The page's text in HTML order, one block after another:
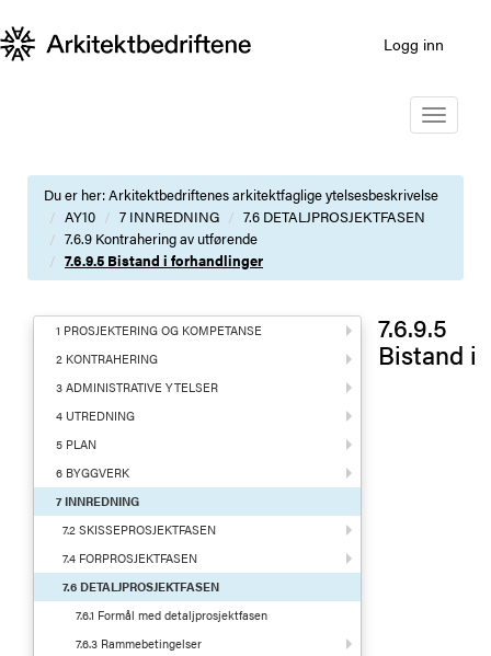
Logg inn
Toggle
Du er her:Arkitektbedriftenes arkitektfaglige ytelsesbeskrivelse
AY10
7 INNREDNING
7.6 DETALJPROSJEKTFASEN
7.6.9 Kontrahering av utførende
7.6.9.5 Bistand i forhandlinger
1 PROSJEKTERING OG KOMPETANSE
2 KONTRAHERING
3 ADMINISTRATIVE YTELSER
4 UTREDNING
5 PLAN
6 BYGGVERK
7 INNREDNING
7.2 SKISSEPROSJEKTFASEN
7.4 FORPROSJEKTFASEN
7.6 DETALJPROSJEKTFASEN
7.6.1 Formål med detaljprosjektfasen
7.6.3 Rammebetingelser
7.6.9.5
Bistand i